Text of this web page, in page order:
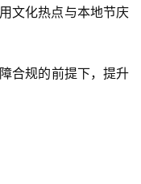
文化热点与本地节庆
合规的前提下，提升